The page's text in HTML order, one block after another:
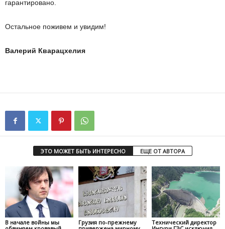
гарантировано.
Остальное поживем и увидим!
Валерий Кварацхелия
ЭТО МОЖЕТ БЫТЬ ИНТЕРЕСНО ЕЩЕ ОТ АВТОРА
В начале войны мы
Грузия по-прежнему
Технический директор